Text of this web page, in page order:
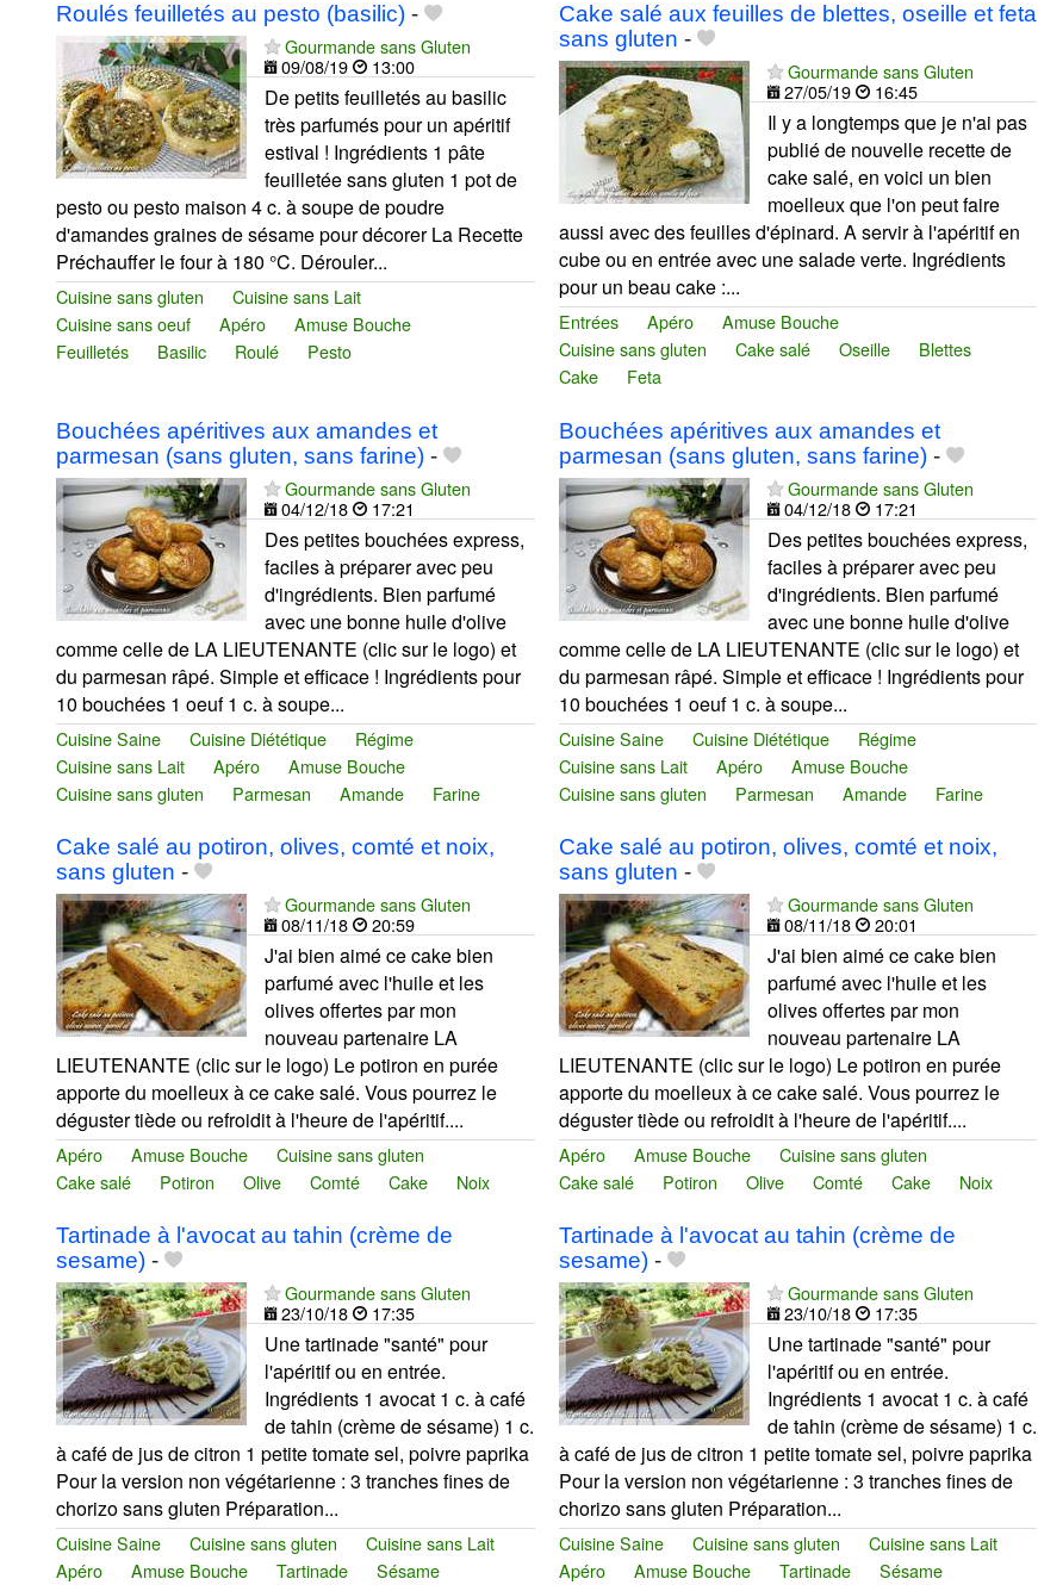
Roulés feuilletés au pesto (basilic) -
Gourmande sans Gluten
09/08/19
13:00
De petits feuilletés au basilic
très parfumés pour un apéritif
estival ! Ingrédients 1 pâte
feuilletée sans gluten 1 pot de
pesto ou pesto maison 4 c. à soupe de poudre
d'amandes graines de sésame pour décorer La Recette
Préchauffer le four à 180 °C. Dérouler...
Cuisine sans gluten
Cuisine sans Lait
Cuisine sans oeuf
Apéro
Amuse Bouche
Feuilletés
Basilic Roulé Pesto
Cake salé aux feuilles de blettes, oseille et feta
sans gluten -
Gourmande sans Gluten
27/05/19
16:45
Il y a longtemps que je n'ai pas
publié de nouvelle recette de
cake salé, en voici un bien
moelleux que l'on peut faire
aussi avec des feuilles d'épinard. A servir à l'apéritif en
cube ou en entrée avec une salade verte. Ingrédients
pour un beau cake :...
Entrées Apéro
Amuse Bouche
Cuisine sans gluten
Cake salé Oseille
Blettes
Cake
Feta
Bouchées apéritives aux amandes et
parmesan (sans gluten, sans farine) -
Gourmande sans Gluten
04/12/18
17:21
Des petites bouchées express,
faciles à préparer avec peu
d'ingrédients. Bien parfumé
avec une bonne huile d'olive
comme celle de LA LIEUTENANTE (clic sur le logo) et
du parmesan râpé. Simple et efficace ! Ingrédients pour
10 bouchées 1 oeuf 1 c. à soupe...
Cuisine Saine Cuisine Diététique
Régime
Cuisine sans Lait
Apéro
Amuse Bouche
Cuisine sans gluten
Parmesan Amande Farine
Bouchées apéritives aux amandes et
parmesan (sans gluten, sans farine)-
Gourmande sans Gluten
04/12/18
17:21
Des petites bouchées express,
faciles à préparer avec peu
d'ingrédients. Bien parfumé
avec une bonne huile d'olive
comme celle de LA LIEUTENANTE (clic sur le logo) et
du parmesan râpé. Simple et efficace ! Ingrédients pour
10 bouchées 1 oeuf 1 c. à soupe...
Cuisine Saine Cuisine Diététique
Régime
Cuisine sans Lait
Apéro
Amuse Bouche
Cuisine sans gluten
Parmesan Amande Farine
Cake salé au potiron, olives, comté et noix,
sans gluten -
Gourmande sans Gluten
08/11/18
20:59
J'ai bien aimé ce cake bien
parfumé avec l'huile et les
olives offertes par mon
nouveau partenaire LA
LIEUTENANTE (clic sur le logo) Le potiron en purée
apporte du moelleux à ce cake salé. Vous pourrez le
déguster tiède ou refroidit à l'heure de l'apéritif....
Apéro Amuse Bouche
Cuisine sans gluten
Cake salé
Potiron Olive Comté Cake Noix
Cake salé au potiron, olives, comté et noix,
sans gluten -
Gourmande sans Gluten
08/11/18
20:01
J'ai bien aimé ce cake bien
parfumé avec l'huile et les
olives offertes par mon
nouveau partenaire LA
LIEUTENANTE (clic sur le logo) Le potiron en purée
apporte du moelleux à ce cake salé. Vous pourrez le
déguster tiède ou refroidit à l'heure de l'apéritif....
Apéro Amuse Bouche
Cuisine sans gluten
Cake salé
Potiron Olive Comté Cake Noix
Tartinade à l'avocat au tahin (crème de
sesame) -
Gourmande sans Gluten
23/10/18
17:35
Une tartinade "santé" pour
l'apéritif ou en entrée.
Ingrédients 1 avocat 1 c. à café
de tahin (crème de sésame) 1 c.
à café de jus de citron 1 petite tomate sel, poivre paprika
Pour la version non végétarienne : 3 tranches fines de
chorizo sans gluten Préparation...
Cuisine Saine Cuisine sans gluten
Cuisine sans Lait
Apéro
Amuse Bouche Tartinade
Sésame
Tartinade à l'avocat au tahin (crème de
sesame)-
Gourmande sans Gluten
23/10/18
17:35
Une tartinade "santé" pour
l'apéritif ou en entrée.
Ingrédients 1 avocat 1 c. à café
de tahin (crème de sésame) 1 c.
à café de jus de citron 1 petite tomate sel, poivre paprika
Pour la version non végétarienne : 3 tranches fines de
chorizo sans gluten Préparation...
Cuisine Saine Cuisine sans gluten
Cuisine sans Lait
Apéro
Amuse Bouche Tartinade
Sésame